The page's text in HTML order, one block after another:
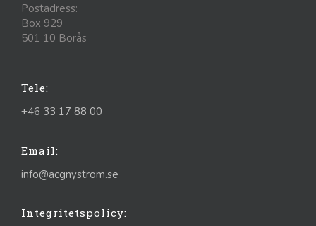
Postadress:
Box 929
501 10 Borås
Tele:
+46 33 17 88 00
Email:
info@acgnystrom.se
Integritetspolicy: